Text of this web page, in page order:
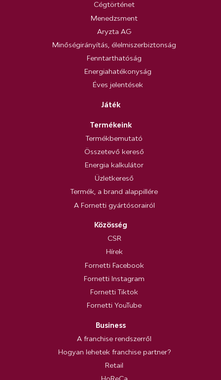
Cégtörténet
Menedzsment
Aryzta AG
Minőségirányítás, élelmiszerbiztonság
Fenntarthatóság
Energiahatékonyság
Éves jelentések
Játék
Termékeink
Termékbemutató
Összetevő kereső
Energia kalkulátor
Üzletkereső
Termék, a brand alappillére
A Fornetti gyártósorairól
Közösség
CSR
Hírek
Fornetti Facebook
Fornetti Instagram
Fornetti Tiktok
Fornetti YouTube
Business
A franchise rendszerről
Hogyan lehetek franchise partner?
Retail